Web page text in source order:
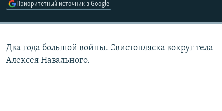
Приоритетный источник в Google
Два года большой войны. Свистопляска вокруг тела
Алексея Навального.